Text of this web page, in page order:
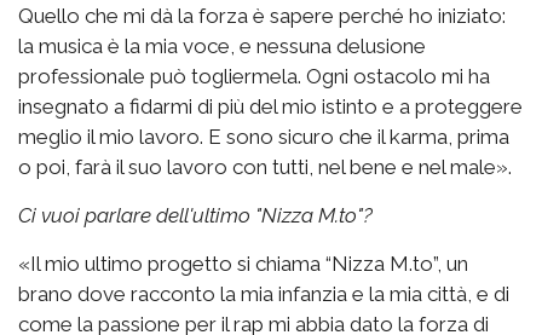
Quello che mi dà la forza è sapere perché ho iniziato:
la musica è la mia voce, e nessuna delusione
professionale può togliermela. Ogni ostacolo mi ha
insegnato a fidarmi di più del mio istinto e a proteggere
meglio il mio lavoro. E sono sicuro che il karma, prima
o poi, farà il suo lavoro con tutti, nel bene e nel male».
Ci vuoi parlare dell'ultimo "Nizza M.to"?
«Il mio ultimo progetto si chiama “Nizza M.to”, un
brano dove racconto la mia infanzia e la mia città, e di
come la passione per il rap mi abbia dato la forza di